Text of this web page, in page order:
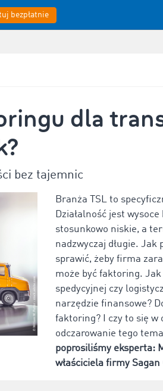
bezpłatnie
dla
bez tajemnic
Branża TSL to
Działalność jest
stosunkowo niskie, a
nadzwyczaj długie. Jak
sprawić, żeby firma
może być faktoring.
spedycyjnej czy
narzędzie finansowe?
faktoring? I czy to się w
odczarowanie tego
poprosiliśmy eksperta:
właściciela firmy